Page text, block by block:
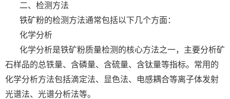
二、检测方法
铁矿粉的检测方法通常包括以下几个方面：
化学分析
化学分析是铁矿粉质量检测的核心方法之一，主要分析矿
石样品的总铁量、含磷量、含硫量、含钛量等指标。常用的
化学分析方法包括滴定法、显色法、电感耦合等离子体发射
光谱法、光谱分析法等。